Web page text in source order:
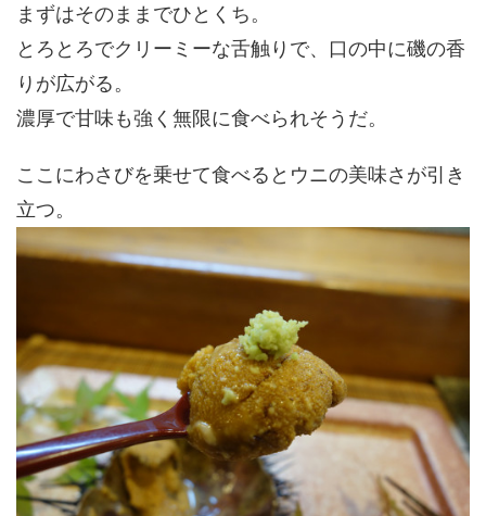
まずはそのままでひとくち。
とろとろでクリーミーな舌触りで、口の中に磯の香
りが広がる。
濃厚で甘味も強く無限に食べられそうだ。
ここにわさびを乗せて食べるとウニの美味さが引き
立つ。